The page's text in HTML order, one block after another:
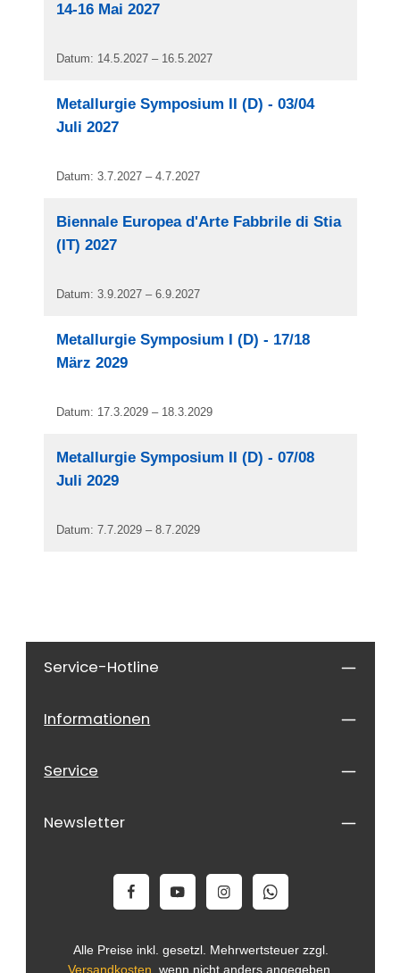
14-16 Mai 2027
Datum: 14.5.2027 – 16.5.2027
Metallurgie Symposium II (D) - 03/04
Juli 2027
Datum: 3.7.2027 – 4.7.2027
Biennale Europea d'Arte Fabbrile di Stia
(IT) 2027
Datum: 3.9.2027 – 6.9.2027
Metallurgie Symposium I (D) - 17/18
März 2029
Datum: 17.3.2029 – 18.3.2029
Metallurgie Symposium II (D) - 07/08
Juli 2029
Datum: 7.7.2029 – 8.7.2029
Service-Hotline
Informationen
Service
Newsletter
Alle Preise inkl. gesetzl. Mehrwertsteuer zzgl.
Versandkosten , wenn nicht anders angegeben.